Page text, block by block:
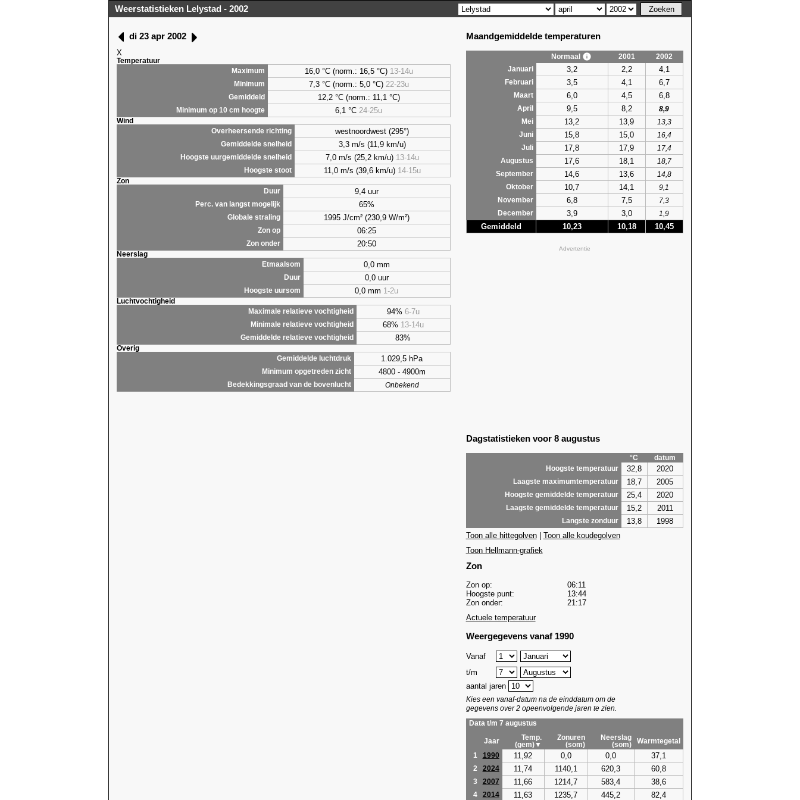
Weerstatistieken Lelystad - 2002
di 23 apr 2002
X
Temperatuur
Maximum
16,0 °C (norm.: 16,5 °C) 13-14u
Minimum 7,3°C (norm.: 5,0 °C) 22-23u
Gemiddeld 12,2 °C (norm.: 11,1 °C)
Minimum op 10 cm hoogte 6,1 °C 24-25u
Wind
Overheersende richting
westnoordwest (295°)
Gemiddelde snelheid 3,3 m/s (11,9 km/u)
Hoogste uurgemiddelde snelheid 7,0 m/s (25,2 km/u) 13-14u
Hoogste stoot 11,0 m/s (39,6 km/u) 14-15u
Zon
Duur
9,4 uur
Perc. van langst mogelijk 65%
Globale straling 1995 J/cm² (230,9 W/m²)
Zon op 06:25
Zon onder 20:50
Neerslag
Etmaalsom
0,0 mm
Duur 0,0 uur
Hoogste uursom 0,0 mm 1-2u
Luchtvochtigheid
Maximale relatieve vochtigheid
94% 6-7u
Minimale relatieve vochtigheid 68% 13-14u
Gemiddelde relatieve vochtigheid 83%
Overig
Gemiddelde luchtdruk
1.029,5 hPa
Minimum opgetreden zicht 4800 - 4900m
Bedekkingsgraad van de bovenlucht Onbekend
Maandgemiddelde temperaturen
Normaal 2001
2002
Januari
3,2 2,2 4,1
Februari 3,5 4,1 6,7
Maart 6,0 4,5 6,8
April 9,5 8,2
8,9
Mei
13,2 13,9
13,3
Juni
15,8 15,0
16,4
Juli
17,8 17,9
17,4
Augustus
17,6 18,1
18,7
September
14,6 13,6
14,8
Oktober
10,7 14,1
9,1
November
6,8 7,5
7,3
December
3,9 3,0 1,9
Gemiddeld 10,23 10,18 10,45
Advertentie
Dagstatistieken voor 8 augustus
°C
datum
Hoogste temperatuur
32,8 2020
Laagste maximumtemperatuur 18,7 2005
Hoogste gemiddelde temperatuur 25,4 2020
Laagste gemiddelde temperatuur 15,2 2011
Langste zonduur 13,8
1998
Toon alle hittegolven| Toon alle koudegolven
Toon Hellmann-grafiek
Zon
Zon op:
06:11
Hoogste punt:
13:44
Zon onder:
21:17
Actuele temperatuur
Weergegevens vanaf 1990
Vanaf
t/m
aantal jaren
Kies een vanaf-datum na de einddatum om de
gegevens over 2 opeenvolgende jaren te zien.
Data t/m 7 augustus
Jaar
Temp.
(gem)▼
Zonuren
(som)
Neerslag
(som)
Warmtegetal
1
1990 11,92 0,0 0,0 37,1
2 2024 11,74 1140,1 620,3 60,8
3 2007 11,66 1214,7 583,4 38,6
4 2014 11,63 1235,7 445,2 82,4